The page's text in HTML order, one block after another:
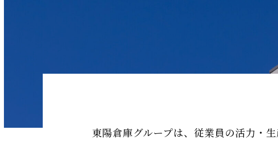
東陽倉庫グループは、従業員の活力・